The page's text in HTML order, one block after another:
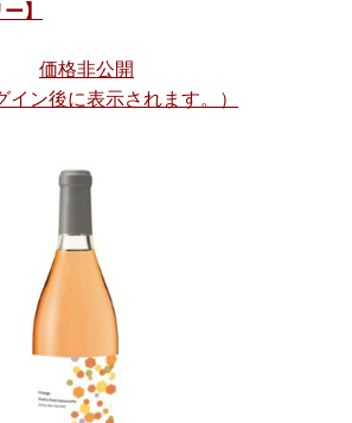
】
価格非公開
イン後に表示されます。）